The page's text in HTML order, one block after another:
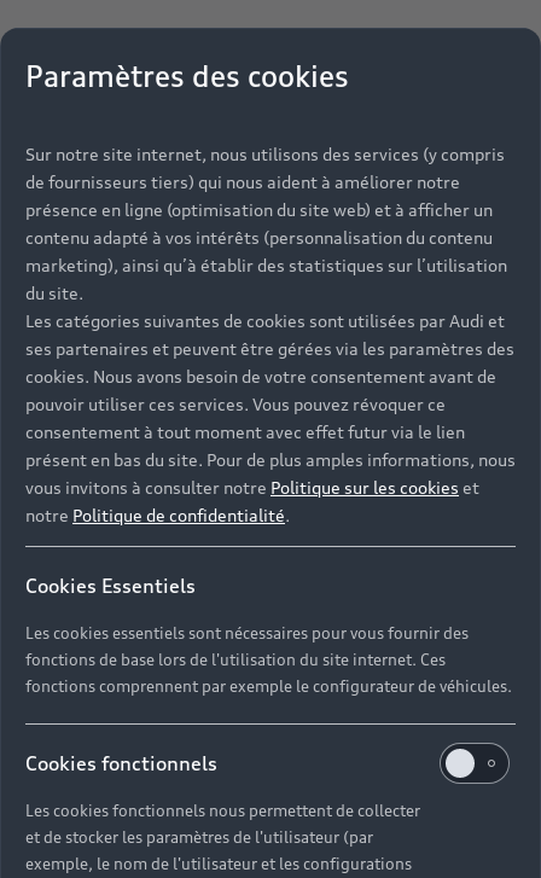
Paramètres des cookies
Sur notre site internet, nous utilisons des services (y compris
de fournisseurs tiers) qui nous aident à améliorer notre
présence en ligne (optimisation du site web) et à afficher un
contenu adapté à vos intérêts (personnalisation du contenu
marketing), ainsi qu’à établir des statistiques sur l’utilisation
du site.
Les catégories suivantes de cookies sont utilisées par Audi et
ses partenaires et peuvent être gérées via les paramètres des
cookies. Nous avons besoin de votre consentement avant de
pouvoir utiliser ces services. Vous pouvez révoquer ce
consentement à tout moment avec effet futur via le lien
présent en bas du site. Pour de plus amples informations, nous
vous invitons à consulter notre Politique sur les cookies et
notre Politique de confidentialité.
Cookies Essentiels
Les cookies essentiels sont nécessaires pour vous fournir des
fonctions de base lors de l'utilisation du site internet. Ces
fonctions comprennent par exemple le configurateur de véhicules.
Cookies fonctionnels
Les cookies fonctionnels nous permettent de collecter
et de stocker les paramètres de l'utilisateur (par
exemple, le nom de l'utilisateur et les configurations